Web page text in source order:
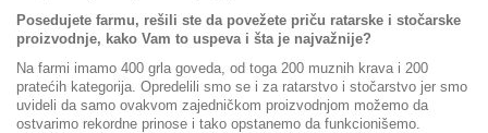
Posedujete farmu, rešili ste da povežete priču ratarske i stočarske
proizvodnje, kako Vam to uspeva i šta je najvažnije?
Na farmi imamo 400 grla goveda, od toga 200 muznih krava i 200
pratećih kategorija. Opredelili smo se i za ratarstvo i stočarstvo jer smo
uvideli da samo ovakvom zajedničkom proizvodnjom možemo da
ostvarimo rekordne prinose i tako opstanemo da funkcionišemo.